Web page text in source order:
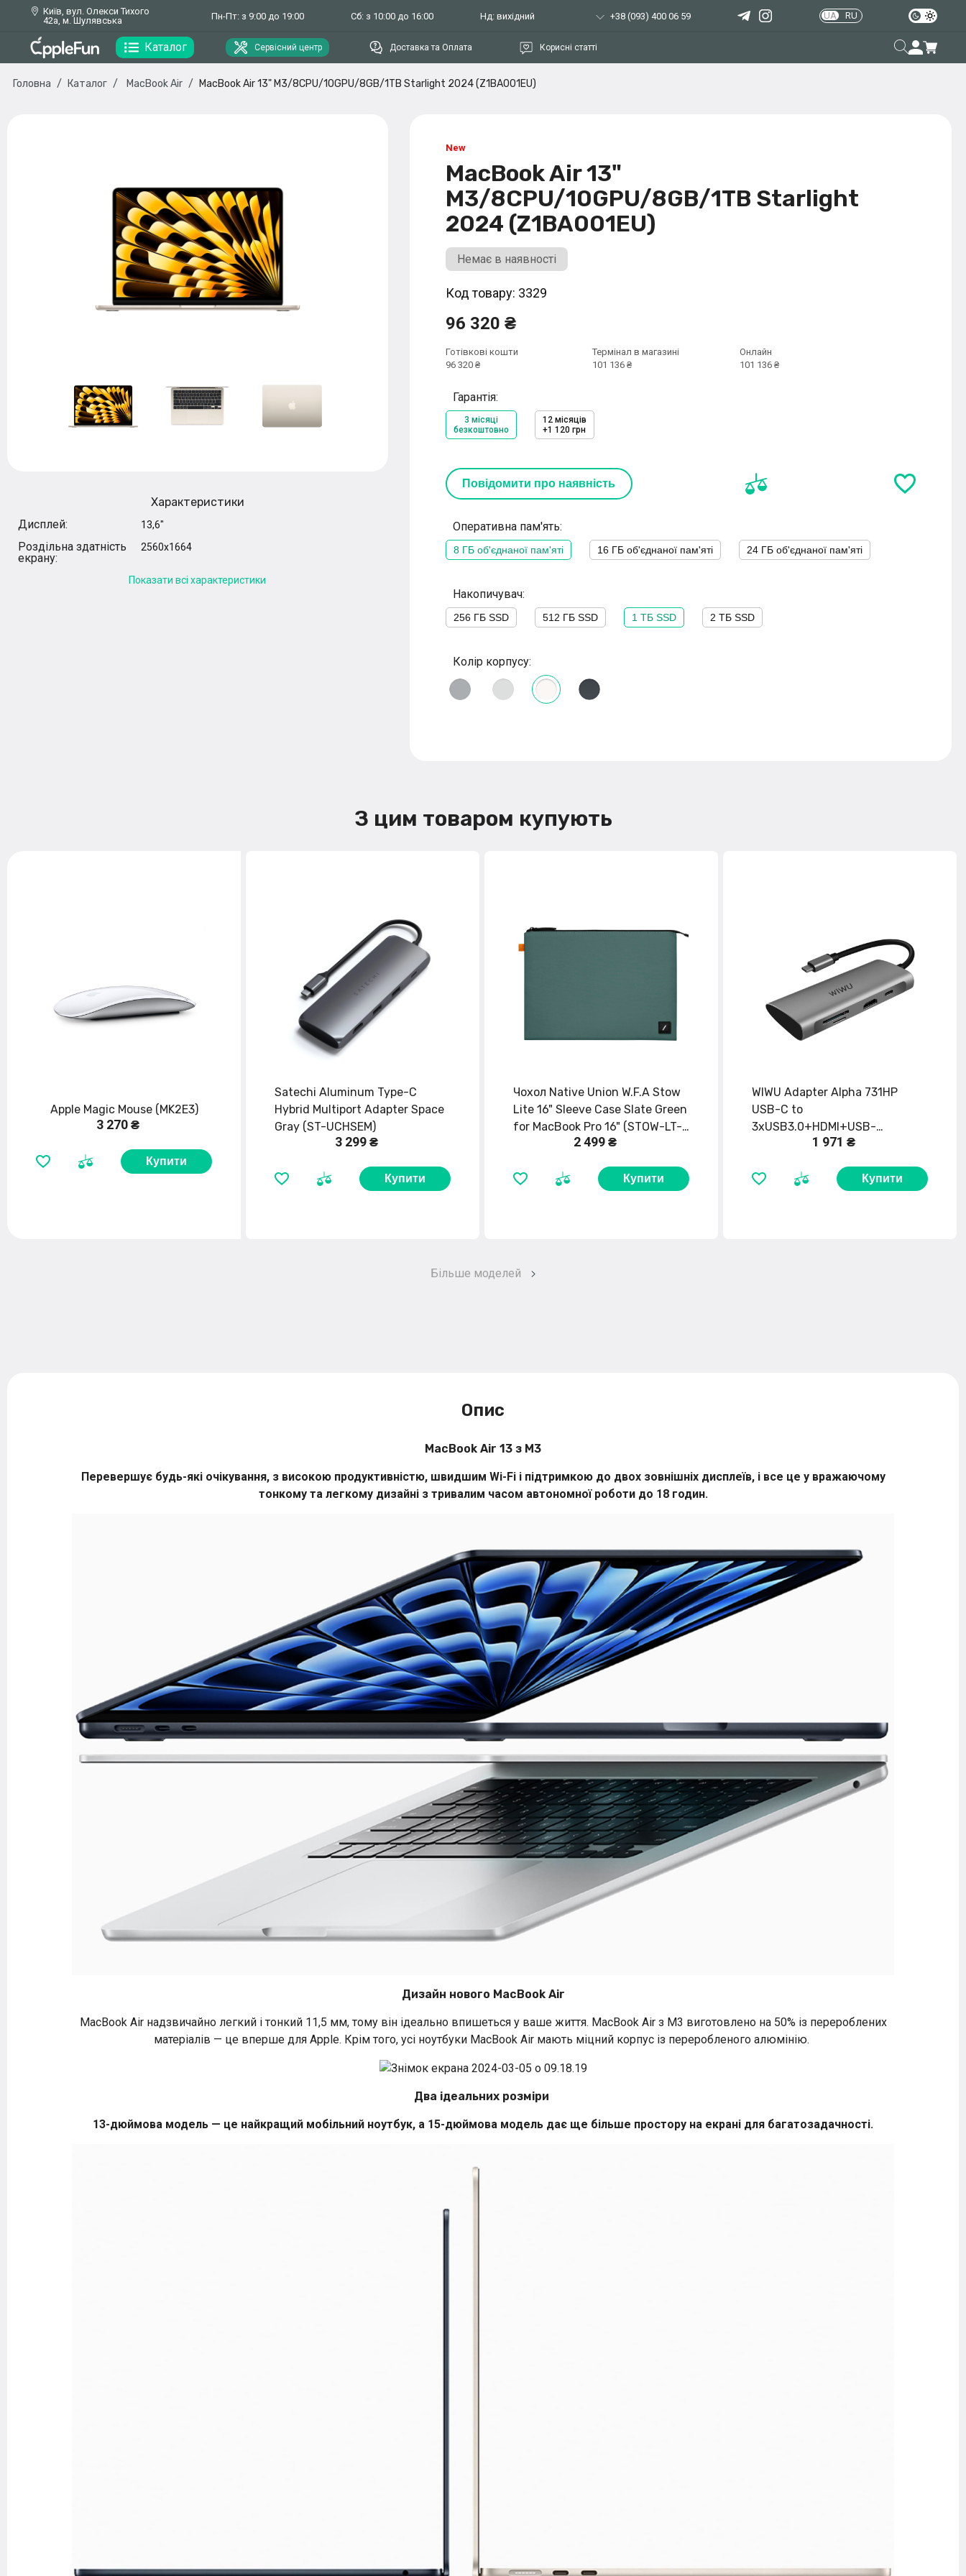
Київ, вул. Олекси Тихого
42а, м. Шулявська
Пн-Пт: з 9:00 до 19:00 Сб: з 10:00 до 16:00 Нд: вихідний +38 (093) 400 06 59 UA RU
Каталог Сервісний центр Доставка та Оплата Корисні статті
Головна Каталог MacBook Air MacBook Air 13" M3/8CPU/10GPU/8GB/1TB Starlight 2024 (Z1BA001EU)
MacBook Air 13"
M3/8CPU/10GPU/8GB/1TB Starlight
2024 (Z1BA001EU)
Немає в наявності
Код товару: 3329
96 320 ₴
Готівкові кошти
96 320 ₴
Термінал в магазині
101 136 ₴
Онлайн
101 136 ₴
Гарантія:
3 місяці
безкоштовно
12 місяців
+1 120 грн
Повідомити про наявність
Оперативна пам'ять:
8 ГБ об'єднаної пам'яті 16 ГБ об'єднаної пам'яті 24 ГБ об'єднаної пам'яті
Накопичувач:
256 ГБ SSD 512 ГБ SSD 1 ТБ SSD 2 ТБ SSD
Колір корпусу:
Характеристики
Дисплей:
13,6"
Роздільна здатність
екрану:
2560x1664
Показати всі характеристики
З цим товаром купують
Apple Magic Mouse (MK2E3)
3 270 ₴
Купити
Satechi Aluminum Type-C
Hybrid Multiport Adapter Space
Gray (ST-UCHSEM)
3 299 ₴
Купити
Чохол Native Union W.F.A Stow
Lite 16" Sleeve Case Slate Green
for MacBook Pro 16" (STOW-LT-
MBS-SLG-16)2 499 ₴
Купити
WIWU Adapter Alpha 731HP
USB-C to
3xUSB3.0+HDMI+USB-
C+SD+TF Card Grey
1 971 ₴
Купити
Більше моделей
Опис
MacBook Air 13 з M3
Перевершує будь-які очікування, з високою продуктивністю, швидшим Wi-Fi і підтримкою до двох зовнішніх дисплеїв, і все це у вражаючому
тонкому та легкому дизайні з тривалим часом автономної роботи до 18 годин.
Дизайн нового MacBook Air
MacBook Air надзвичайно легкий і тонкий 11,5 мм, тому він ідеально впишеться у ваше життя. MacBook Air з M3 виготовлено на 50% із перероблених
матеріалів — це вперше для Apple. Крім того, усі ноутбуки MacBook Air мають міцний корпус із переробленого алюмінію.
Два ідеальних розміри
13-дюймова модель — це найкращий мобільний ноутбук, а 15-дюймова модель дає ще більше простору на екрані для багатозадачності.